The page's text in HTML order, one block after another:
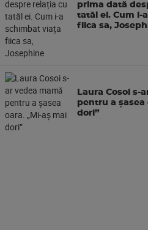
prima dată
tatăl ei. Cum i-
fiica sa,
Laura Cosoi s-
pentru a şasea
dori”